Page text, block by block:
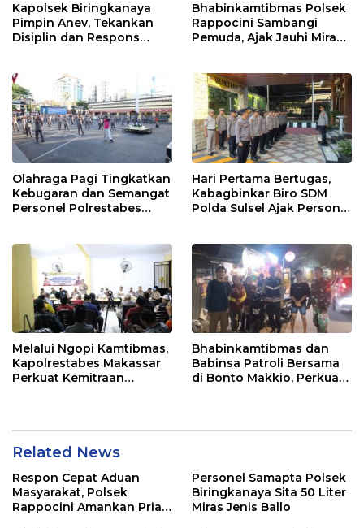
Kapolsek Biringkanaya
Pimpin Anev, Tekankan
Disiplin dan Respons
Bhabinkamtibmas Polsek
Rappocini Sambangi
Pemuda, Ajak Jauhi Miras,
Olahraga Pagi Tingkatkan
Kebugaran dan Semangat
Personel Polrestabes
Hari Pertama Bertugas,
Kabagbinkar Biro SDM
Polda Sulsel Ajak Personel
Melalui Ngopi Kamtibmas,
Kapolrestabes Makassar
Perkuat Kemitraan
Bhabinkamtibmas dan
Babinsa Patroli Bersama
di Bonto Makkio, Perkuat
Related News
Respon Cepat Aduan
Masyarakat, Polsek
Rappocini Amankan Pria
Personel Samapta Polsek
Biringkanaya Sita 50 Liter
Miras Jenis Ballo